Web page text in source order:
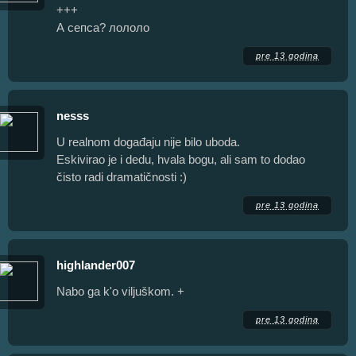
+++
А сепса? лололо
pre 13 godina
nesss
U realnom događaju nije bilo uboda.
Eskivirao je i dedu, hvala bogu, ali sam to dodao
čisto radi dramatičnosti :)
pre 13 godina
highlander007
Nabo ga k'o viljuškom. +
pre 13 godina